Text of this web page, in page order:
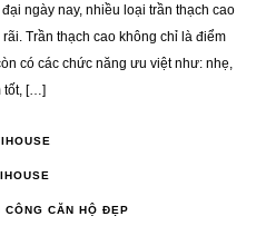
ngày nay, nhiều loại trần thạch cao
Trần thạch cao không chỉ là điểm
có các chức năng ưu việt như: nhẹ,
tốt, […]
CÔNG CĂN HỘ ĐẸP